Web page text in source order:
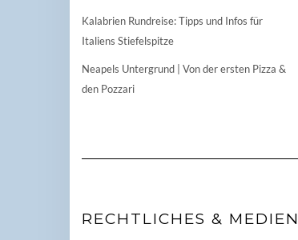
Kalabrien Rundreise: Tipps und Infos für
Italiens Stiefelspitze
Neapels Untergrund | Von der ersten Pizza &
den Pozzari
RECHTLICHES & MEDIEN